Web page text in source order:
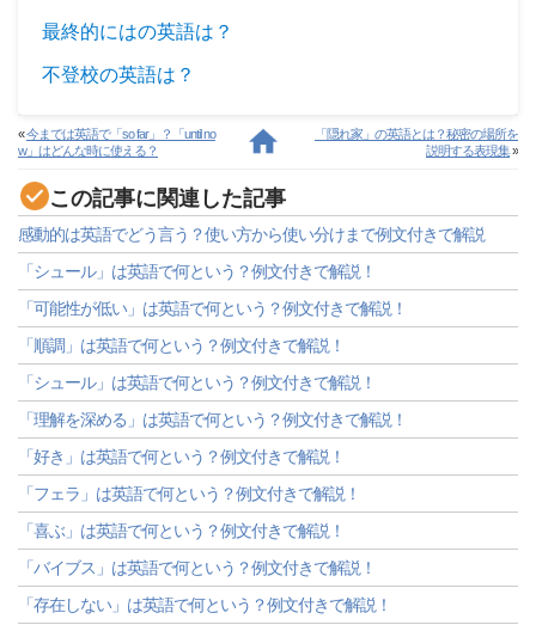
最終的にはの英語は？
不登校の英語は？
«今までは英語で「so far」？「until no
w」はどんな時に使える？
「隠れ家」の英語とは？秘密の場所を
説明する表現集»
この記事に関連した記事
感動的は英語でどう言う？使い方から使い分けまで例文付きで解説
「シュール」は英語で何という？例文付きで解説！
「可能性が低い」は英語で何という？例文付きで解説！
「順調」は英語で何という？例文付きで解説！
「シュール」は英語で何という？例文付きで解説！
「理解を深める」は英語で何という？例文付きで解説！
「好き」は英語で何という？例文付きで解説！
「フェラ」は英語で何という？例文付きで解説！
「喜ぶ」は英語で何という？例文付きで解説！
「バイブス」は英語で何という？例文付きで解説！
「存在しない」は英語で何という？例文付きで解説！